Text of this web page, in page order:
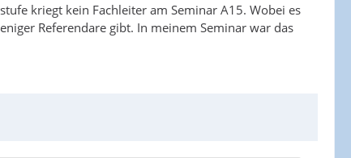
kriegt kein Fachleiter am Seminar A15. Wobei es
Referendare gibt. In meinem Seminar war das